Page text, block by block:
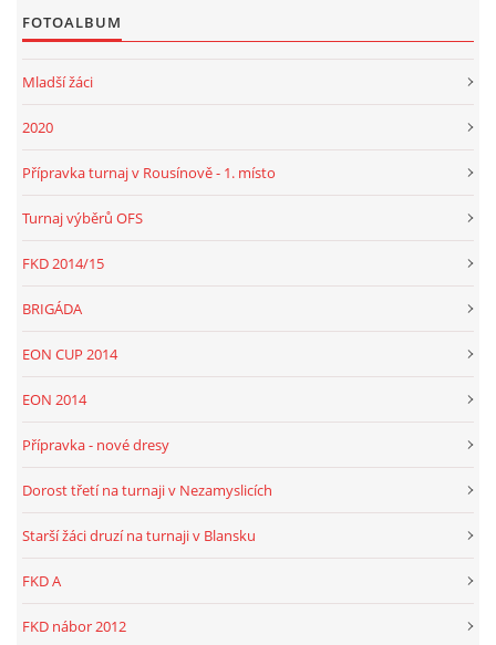
© 2026 eStránky.cz |RSS
FOTOALBUM
Mladší žáci
2020
Přípravka turnaj v Rousínově - 1. místo
Turnaj výběrů OFS
FKD 2014/15
BRIGÁDA
EON CUP 2014
EON 2014
Přípravka - nové dresy
Dorost třetí na turnaji v Nezamyslicích
Starší žáci druzí na turnaji v Blansku
FKD A
FKD nábor 2012